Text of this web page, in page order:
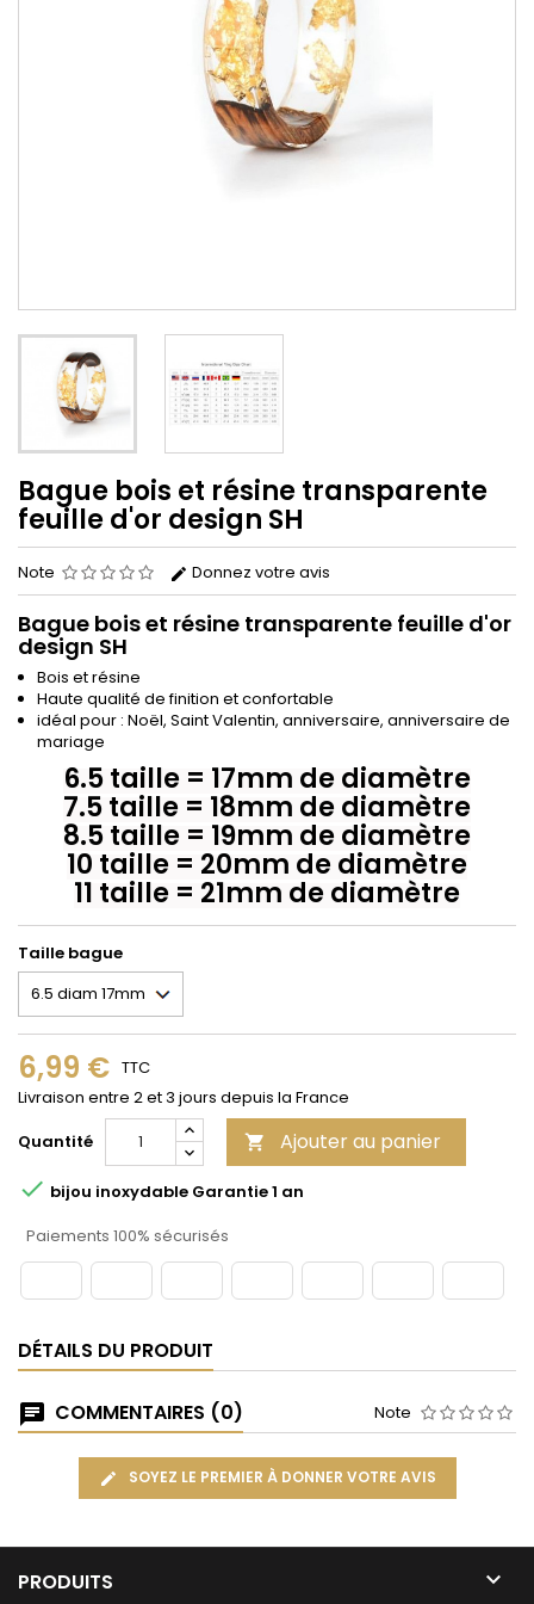
Bague bois et résine transparente
feuille d'or design SH
Note Donnez votre avis
Bague bois et résine transparente feuille d'or
design SH
Bois et résine
Haute qualité de finition et confortable
idéal pour : Noël, Saint Valentin, anniversaire, anniversaire de
mariage
6.5 taille = 17mm de diamètre
7.5 taille = 18mm de diamètre
8.5 taille = 19mm de diamètre
10 taille = 20mm de diamètre
11 taille = 21mm de diamètre
Taille bague
6,99 € TTC
Livraison entre 2 et 3 jours depuis la France
Quantité
 Ajouter au panier
 bijou inoxydable Garantie 1 an
Paiements 100% sécurisés
DÉTAILS DU PRODUIT
COMMENTAIRES (0) Note
SOYEZ LE PREMIER À DONNER VOTRE AVIS
PRODUITS 